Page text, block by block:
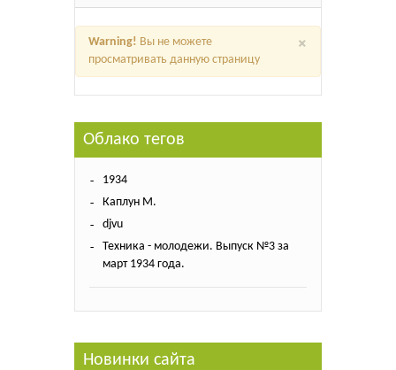
×
Warning! Вы не можете
просматривать данную страницу
Облако тегов
1934
Каплун М.
djvu
Техника - молодежи. Выпуск №3 за
март 1934 года.
Новинки сайта